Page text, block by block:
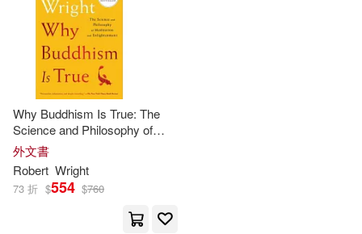
配送方式 (可複選)
可超商取貨(2)
可新加坡店取(2)
Why Buddhism Is True: The
Science and Philosophy of
Meditation and Enlightenment
外文書
Robert Wright
73 折 $554 $760